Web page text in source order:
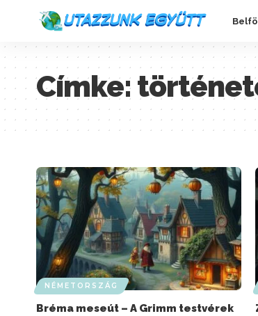
Címke:
NÉMETORSZÁG
Bréma meseút – A Grimm testvérek